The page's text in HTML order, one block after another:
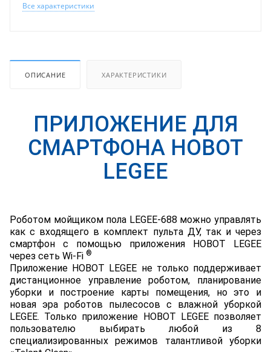
Все характеристики
ОПИСАНИЕ ХАРАКТЕРИСТИКИ
ПРИЛОЖЕНИЕ ДЛЯ
СМАРТФОНА HOBOT
LEGEE
Роботом мойщиком пола LEGEE-688 можно управлять
как с входящего в комплект пульта ДУ, так и через
смартфон с помощью приложения HOBOT LEGEE
через сеть Wi-Fi ®
Приложение HOBOT LEGEE не только поддерживает
дистанционное управление роботом, планирование
уборки и построение карты помещения, но это и
новая эра роботов пылесосов с влажной уборкой
LEGEE. Только приложение HOBOT LEGEE позволяет
пользователю выбирать любой из 8
специализированных режимов талантливой уборки